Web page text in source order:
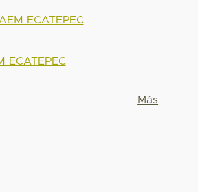
ECATEPEC
ECATEPEC
Más